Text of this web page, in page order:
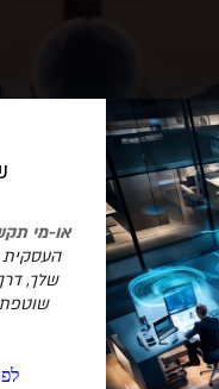
חרבות ברזל
או-מי
העסקית
שלך,